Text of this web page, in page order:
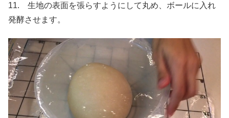
11. 生地の表面を張らすようにして丸め、ボールに入れ
発酵させます。